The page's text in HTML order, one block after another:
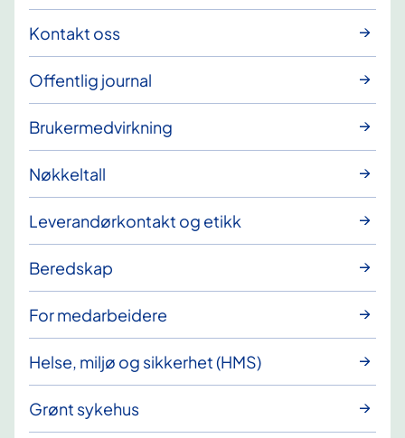
Kontakt oss
Offentlig journal
Brukermedvirkning
Nøkkeltall
Leverandørkontakt og etikk
Beredskap
For medarbeidere
Helse, miljø og sikkerhet (HMS)
Grønt sykehus